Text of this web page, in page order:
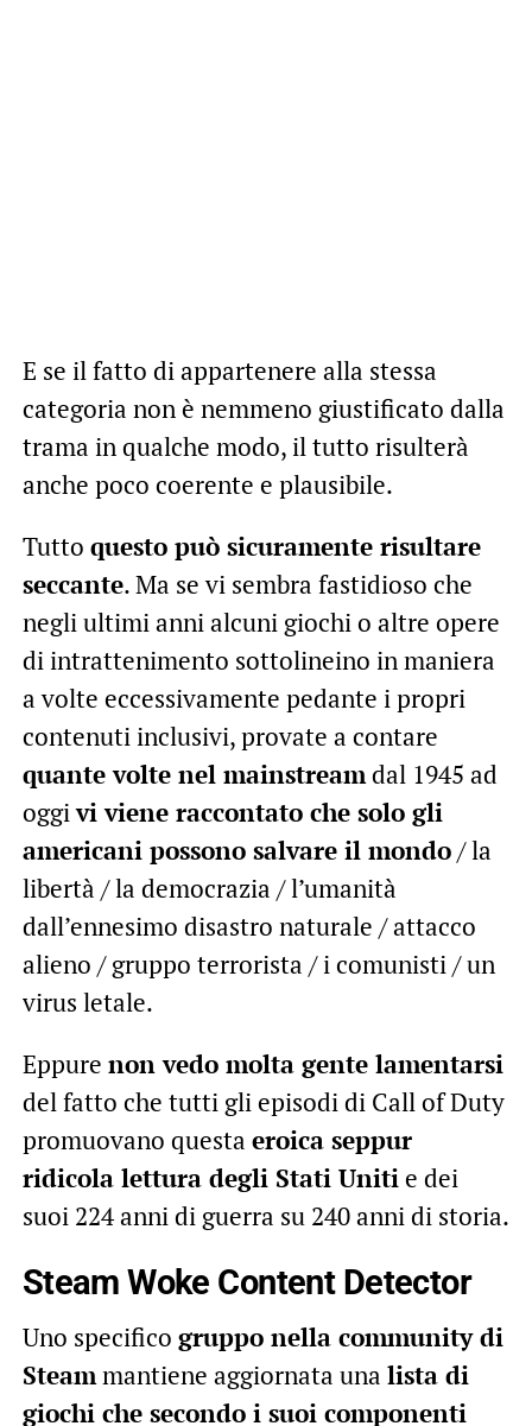
E se il fatto di appartenere alla stessa
categoria non è nemmeno giustificato dalla
trama in qualche modo, il tutto risulterà
anche poco coerente e plausibile.
Tutto questo può sicuramente risultare
seccante. Ma se vi sembra fastidioso che
negli ultimi anni alcuni giochi o altre opere
di intrattenimento sottolineino in maniera
a volte eccessivamente pedante i propri
contenuti inclusivi, provate a contare
quante volte nel mainstreamdal 1945 ad
oggivi viene raccontato che solo gli
americani possono salvare il mondo/ la
libertà / la democrazia / l’umanità
dall’ennesimo disastro naturale / attacco
alieno / gruppo terrorista / i comunisti / un
virus letale.
Eppure non vedo molta gente lamentarsi
del fatto che tutti gli episodi di Call of Duty
promuovano questa eroica seppur
ridicola lettura degli Stati Unitie dei
suoi 224 anni di guerra su 240 anni di storia.
Steam Woke Content Detector
Uno specifico gruppo nella community di
Steammantiene aggiornata una lista di
giochi che secondo i suoi componenti